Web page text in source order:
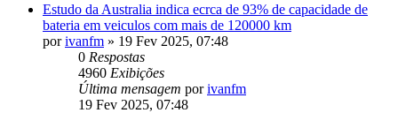
Estudo da Australia indica ecrca de 93% de capacidade de
bateria em veiculos com mais de 120000 km
porivanfm » 19 Fev 2025, 07:48
0 Respostas
4960 Exibições
Última mensagem porivanfm
19 Fev 2025, 07:48